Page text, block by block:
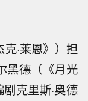
·莱恩》）担
黑德（《月光
克里斯·奥德